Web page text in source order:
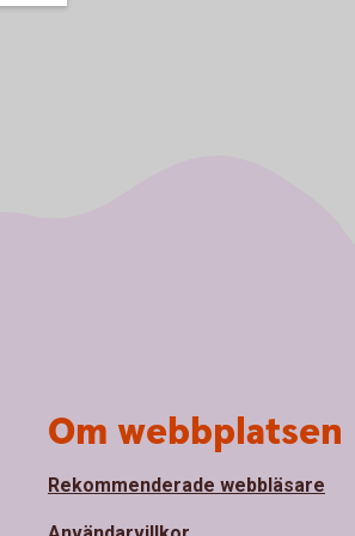
Om webbplatsen
Rekommenderade webbläsare